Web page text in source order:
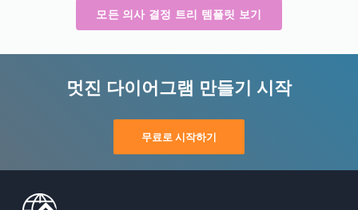
모든 의사 결정 트리 템플릿 보기
멋진 다이어그램 만들기 시작
무료로 시작하기